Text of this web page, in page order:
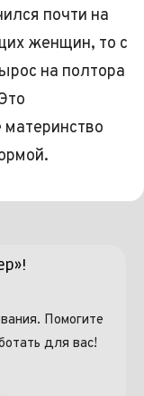
почти на
женщин, то с
на полтора
Помогите
для вас!